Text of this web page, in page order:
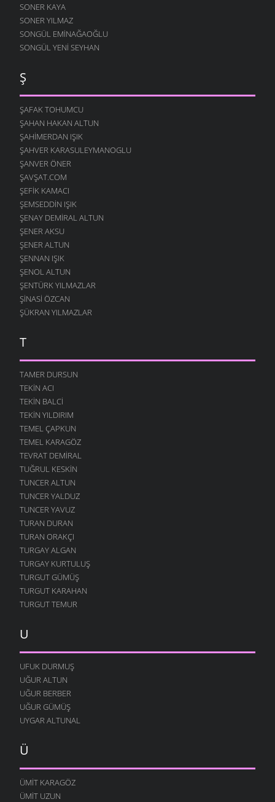
SONER KAYA
SONER YILMAZ
SONGÜL EMINAĞAOĞLU
SONGÜL YENI SEYHAN
Ş
ŞAFAK TOHUMCU
ŞAHAN HAKAN ALTUN
ŞAHIMERDAN IŞIK
ŞAHVER KARASULEYMANOGLU
ŞANVER ÖNER
ŞAVŞAT.COM
ŞEFIK KAMACI
ŞEMSEDDIN IŞIK
ŞENAY DEMIRAL ALTUN
ŞENER AKSU
ŞENER ALTUN
ŞENNAN IŞIK
ŞENOL ALTUN
ŞENTÜRK YILMAZLAR
ŞINASI ÖZCAN
ŞÜKRAN YILMAZLAR
T
TAMER DURSUN
TEKIN ACI
TEKIN BALCI
TEKIN YILDIRIM
TEMEL ÇAPKUN
TEMEL KARAGÖZ
TEVRAT DEMIRAL
TUĞRUL KESKIN
TUNCER ALTUN
TUNCER YALDUZ
TUNCER YAVUZ
TURAN DURAN
TURAN ORAKÇI
TURGAY ALGAN
TURGAY KURTULUŞ
TURGUT GÜMÜŞ
TURGUT KARAHAN
TURGUT TEMUR
U
UFUK DURMUŞ
UĞUR ALTUN
UĞUR BERBER
UĞUR GÜMÜŞ
UYGAR ALTUNAL
Ü
ÜMIT KARAGÖZ
ÜMIT UZUN